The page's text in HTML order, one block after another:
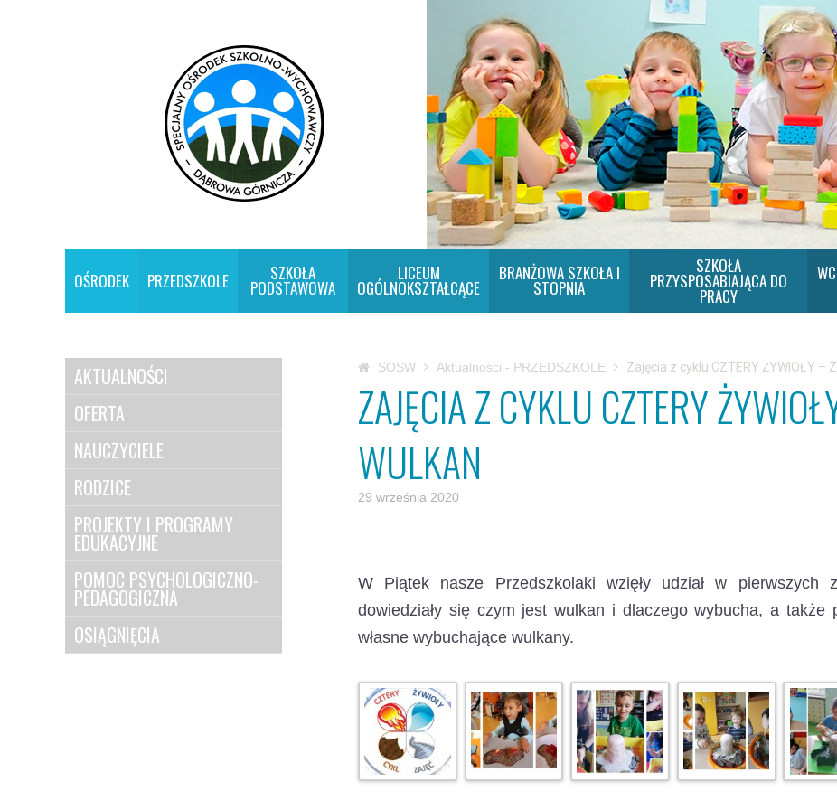
OŚRODEK PRZEDSZKOLE SZKOŁA
PODSTAWOWA
LICEUM
OGÓLNOKSZTAŁCĄCE
BRANŻOWA SZKOŁA I
STOPNIA
SZKOŁA
PRZYSPOSABIAJĄCA DO
PRACY
AKTUALNOŚCI
OFERTA
NAUCZYCIELE
RODZICE
PROJEKTY I PROGRAMY
EDUKACYJNE
POMOC PSYCHOLOGICZNO-
PEDAGOGICZNA
OSIĄGNIĘCIA
SOSW Aktualności - PRZEDSZKOLE Zajęcia z cyklu CZTERY ŻYWIOŁY –
ZAJĘCIA Z CYKLU CZTERY
WULKAN
29 września 2020
W Piątek nasze Przedszkolaki wzięły udział w pierwszych
dowiedziały się czym jest wulkan i dlaczego wybucha, a także
własne wybuchające wulkany.